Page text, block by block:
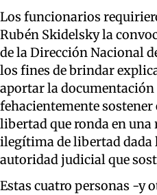
Los funcionarios
Rubén Skidelsky la
de la Dirección Nacional
los fines de brindar
aportar la
fehacientemente
libertad que ronda en
ilegítima de libertad dada
autoridad judicial que
Estas cuatro personas -y